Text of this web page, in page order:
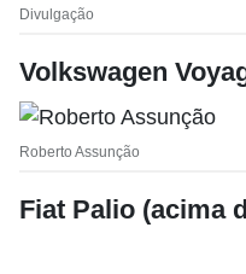
Divulgação
Volkswagen
Roberto Assunção
Fiat Palio (acima